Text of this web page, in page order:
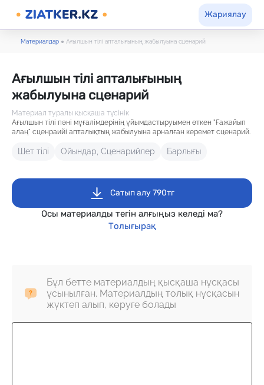
Жариялау
Материалдар ● Ағылшын тілі апталығының жабылуына сценарий
Ағылшын тілі апталығының
жабылуына сценарий
Материал туралы қысқаша түсінік
Ағылшын тілі пәні мұғалімдерінің ұйымдастыруымен өткен "Ғажайып
алаң" сценраийі апталықтың жабылуына арналған керемет сценарий.
Шет тілі Ойындар, Сценарийлер Барлығы
Сатып алу 790тг
Осы материалды тегін алғыңыз келеді ма?
Толығырақ
Бұл бетте материалдың қысқаша нұсқасы
ұсынылған. Материалдың толық нұсқасын
жүктеп алып, көруге болады